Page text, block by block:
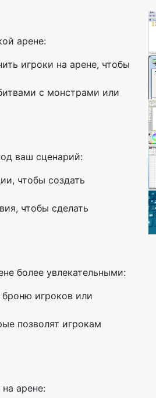
арене:
игроки на арене, чтобы
с монстрами или
ваш сценарий:
чтобы создать
чтобы сделать
более увлекательными:
игроков или
позволят игрокам
арене: